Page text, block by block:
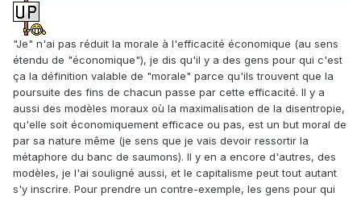
"Je" n'ai pas réduit la morale à l'efficacité économique (au sens
étendu de "économique"), je dis qu'il y a des gens pour qui c'est
ça la définition valable de "morale" parce qu'ils trouvent que la
poursuite des fins de chacun passe par cette efficacité. Il y a
aussi des modèles moraux où la maximalisation de la disentropie,
qu'elle soit économiquement efficace ou pas, est un but moral de
par sa nature même (je sens que je vais devoir ressortir la
métaphore du banc de saumons). Il y en a encore d'autres, des
modèles, je l'ai souligné aussi, et le capitalisme peut tout autant
s'y inscrire. Pour prendre un contre-exemple, les gens pour qui